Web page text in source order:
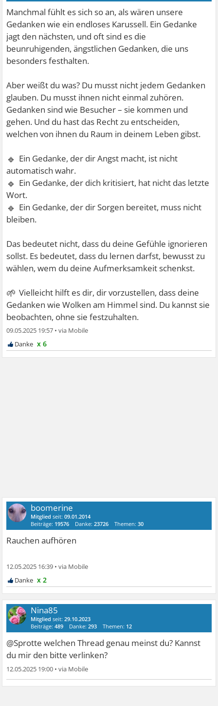
Manchmal fühlt es sich so an, als wären unsere
Gedanken wie ein endloses Karussell. Ein Gedanke
jagt den nächsten, und oft sind es die
beunruhigenden, ängstlichen Gedanken, die uns
besonders festhalten.
Aber weißt du was? Du musst nicht jedem Gedanken
glauben. Du musst ihnen nicht einmal zuhören.
Gedanken sind wie Besucher – sie kommen und
gehen. Und du hast das Recht zu entscheiden,
welchen von ihnen du Raum in deinem Leben gibst.
🔹 Ein Gedanke, der dir Angst macht, ist nicht
automatisch wahr.
🔹 Ein Gedanke, der dich kritisiert, hat nicht das letzte
Wort.
🔹 Ein Gedanke, der dir Sorgen bereitet, muss nicht
bleiben.
Das bedeutet nicht, dass du deine Gefühle ignorieren
sollst. Es bedeutet, dass du lernen darfst, bewusst zu
wählen, wem du deine Aufmerksamkeit schenkst.
🌱 Vielleicht hilft es dir, dir vorzustellen, dass deine
Gedanken wie Wolken am Himmel sind. Du kannst sie
beobachten, ohne sie festzuhalten.
09.05.2025 19:57 •
x 6
boomerine
Mitglied seit:09.01.2014
Beiträge: 19576 Danke:23726 Themen:30
Rauchen aufhören
12.05.2025 16:39 •
x 2
Nina85
Mitglied seit:29.10.2023
Beiträge:489 Danke:293 Themen: 12
@Sprotte welchen Thread genau meinst du? Kannst
du mir den bitte verlinken?
12.05.2025 19:00 •